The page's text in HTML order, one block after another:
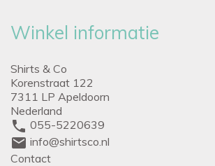
Winkel informatie
Shirts & Co
Korenstraat 122
7311 LP Apeldoorn
Nederland
phone 055-5220639
mail info@shirtsco.nl
Contact